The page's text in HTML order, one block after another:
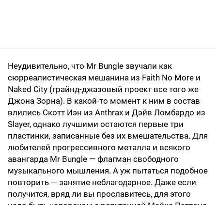
Неудивительно, что Mr Bungle звучали как
сюрреалистическая мешанина из Faith No More и
Naked City (грайнд-джазовый проект все того же
Джона Зорна). В какой-то момент к ним в состав
влились Скотт Иэн из Anthrax и Дэйв Ломбардо из
Slayer, однако лучшими остаются первые три
пластинки, записанные без их вмешательства. Для
любителей прогрессивного металла и всякого
авангарда Mr Bungle — флагман свободного
музыкального мышления. А уж пытаться подобное
повторить — занятие неблагодарное. Даже если
получится, вряд ли вы прославитесь, для этого